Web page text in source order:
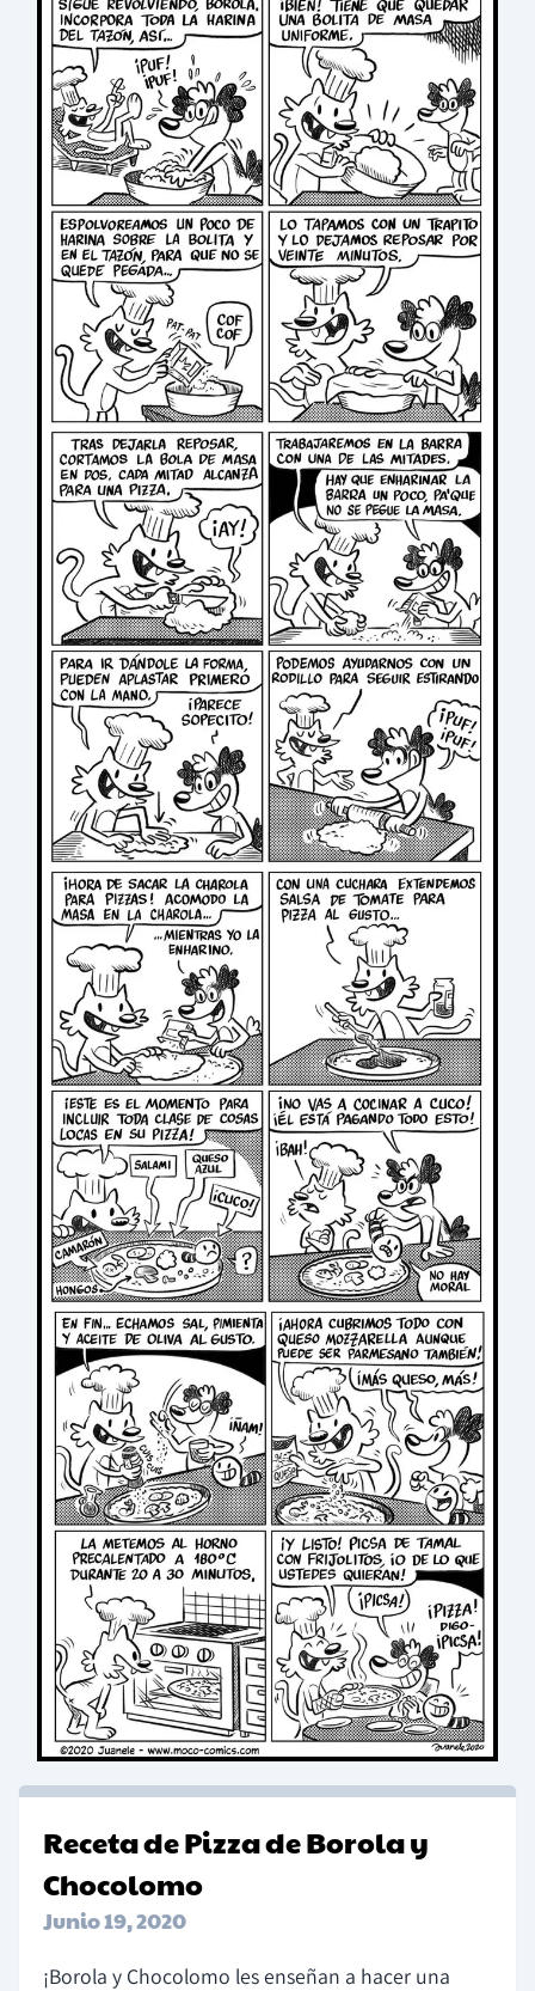
Receta de Pizza de Borola y
Chocolomo
Junio 19, 2020
¡Borola y Chocolomo les enseñan a hacer una